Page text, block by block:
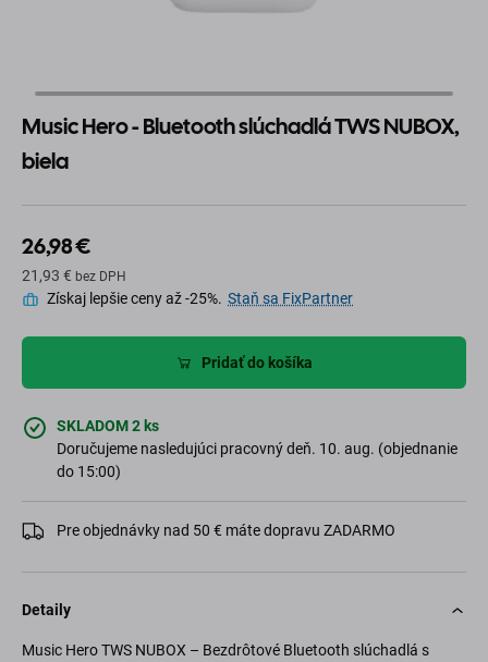
Music Hero - Bluetooth slúchadlá TWS NUBOX,
biela
26,98 €
21,93 € bez DPH
Získaj lepšie ceny až -25%. Staň sa FixPartner
Pridať do košíka
SKLADOM 2 ks
Doručujeme nasledujúci pracovný deň. 10. aug. (objednanie
do 15:00)
Pre objednávky nad 50 € máte dopravu ZADARMO
Detaily
Music Hero TWS NUBOX – Bezdrôtové Bluetooth slúchadlá s